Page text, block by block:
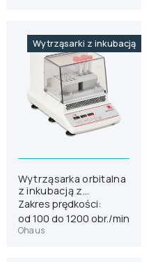
Wytrząsarki z inkubacją
Wytrząsarka orbitalna
z inkubacją z
chłodzeniem OHAUS
ISICMBCDG
(30391940)
Zakres prędkości:
od 100 do 1200 obr./min
Ohaus